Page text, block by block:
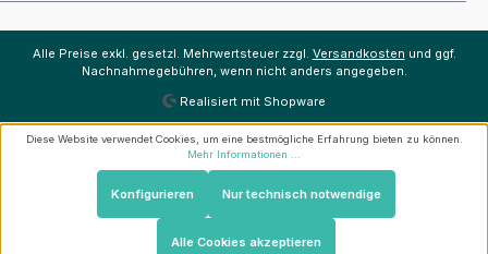
Alle Preise exkl. gesetzl. Mehrwertsteuer zzgl. Versandkosten und ggf.
Nachnahmegebühren, wenn nicht anders angegeben.
Realisiert mit Shopware
Diese Website verwendet Cookies, um eine bestmögliche Erfahrung bieten zu können.
Mehr Informationen ...
Nur technisch notwendige
Konfigurieren
Alle Cookies akzeptieren